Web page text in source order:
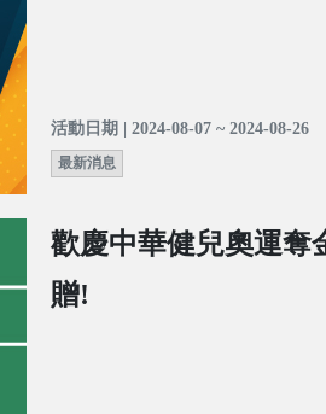
活動日期 | 2024-08-07 ~ 2024-08-26
最新消息
歡慶中華健兒奧運奪
贈!